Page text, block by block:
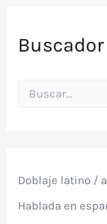
Buscador
o
:
Doblaje latino /
Hablada en